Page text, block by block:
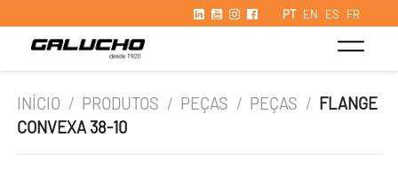
PT EN ES FR
INÍCIO / PRODUTOS / PEÇAS / PEÇAS / FLANGE
CONVEXA 38-10